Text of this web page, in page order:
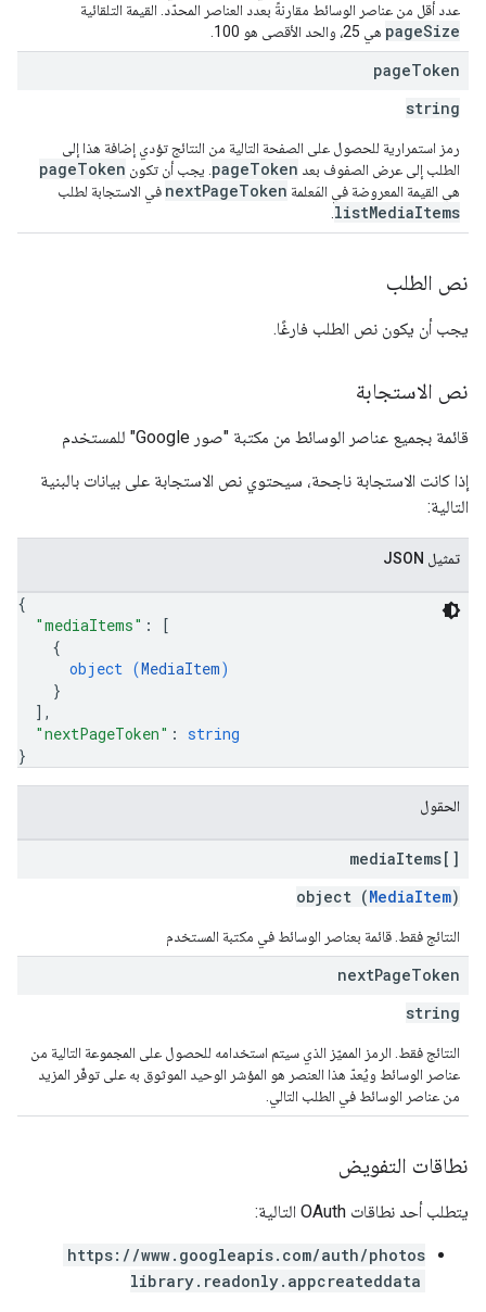
عدد أقل من عناصر الوسائط مقارنةً بعدد العناصر المحدّد. القيمة التلقائية
pageSize هي 25، والحد الأقصى هو 100.
pageToken
string
رمز استمرارية للحصول على الصفحة التالية من النتائج تؤدي إضافة هذا إلى
الطلب إلى عرض الصفوف بعد pageToken . يجب أن تكون pageToken
هي القيمة المعروضة في المَعلمة nextPageToken في الاستجابة لطلب
listMediaItems
نص الطلب
يجب أن يكون نص الطلب فارغًا.
نص الاستجابة
قائمة بجميع عناصر الوسائط من مكتبة "صور Google" للمستخدم
إذا كانت الاستجابة ناجحة، سيحتوي نص الاستجابة على بيانات بالبنية
التالية:
تمثيل JSON
{
"mediaItems" :
[
{
object (MediaItem)
}
] ,
"nextPageToken" : string
}
الحقول
mediaItems[]
object (MediaItem)
النتائج فقط. قائمة بعناصر الوسائط في مكتبة المستخدم
nextPageToken
string
النتائج فقط. الرمز المميّز الذي سيتم استخدامه للحصول على المجموعة التالية من
عناصر الوسائط ويُعدّ هذا العنصر هو المؤشر الوحيد الموثوق به على توفّر المزيد
من عناصر الوسائط في الطلب التالي.
نطاقات التفويض
يتطلب أحد نطاقات OAuth التالية:
https://www.googleapis.com/auth/photos
library.readonly.appcreateddata